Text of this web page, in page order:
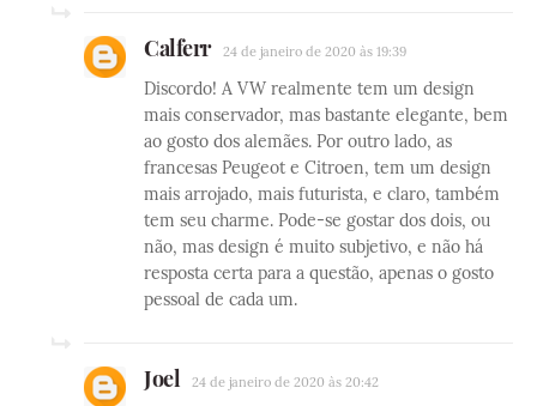
Calferr 24 de janeiro de 2020 às 19:39
Discordo! A VW realmente tem um design
mais conservador, mas bastante elegante, bem
ao gosto dos alemães. Por outro lado, as
francesas Peugeot e Citroen, tem um design
mais arrojado, mais futurista, e claro, também
tem seu charme. Pode-se gostar dos dois, ou
não, mas design é muito subjetivo, e não há
resposta certa para a questão, apenas o gosto
pessoal de cada um.
Joel 24 de janeiro de 2020 às 20:42